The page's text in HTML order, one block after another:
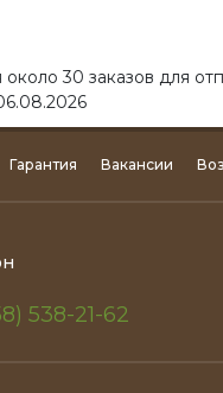
30 заказов для
Гарантия Вакансии
538-21-62